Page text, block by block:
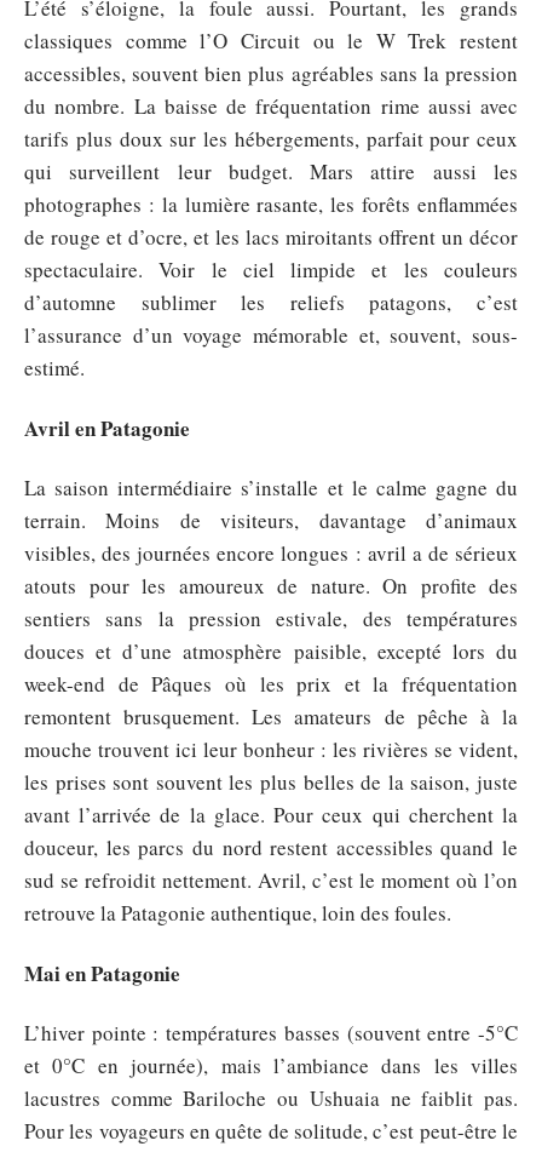
L’été s’éloigne, la foule aussi. Pourtant, les grands
classiques comme l’O Circuit ou le W Trek restent
accessibles, souvent bien plus agréables sans la pression
du nombre. La baisse de fréquentation rime aussi avec
tarifs plus doux sur les hébergements, parfait pour ceux
qui surveillent leur budget. Mars attire aussi les
photographes : la lumière rasante, les forêts enflammées
de rouge et d’ocre, et les lacs miroitants offrent un décor
spectaculaire. Voir le ciel limpide et les couleurs
d’automne sublimer les reliefs patagons, c’est
l’assurance d’un voyage mémorable et, souvent, sous-
estimé.
Avril en Patagonie
La saison intermédiaire s’installe et le calme gagne du
terrain. Moins de visiteurs, davantage d’animaux
visibles, des journées encore longues : avril a de sérieux
atouts pour les amoureux de nature. On profite des
sentiers sans la pression estivale, des températures
douces et d’une atmosphère paisible, excepté lors du
week-end de Pâques où les prix et la fréquentation
remontent brusquement. Les amateurs de pêche à la
mouche trouvent ici leur bonheur : les rivières se vident,
les prises sont souvent les plus belles de la saison, juste
avant l’arrivée de la glace. Pour ceux qui cherchent la
douceur, les parcs du nord restent accessibles quand le
sud se refroidit nettement. Avril, c’est le moment où l’on
retrouve la Patagonie authentique, loin des foules.
Mai en Patagonie
L’hiver pointe : températures basses (souvent entre -5°C
et 0°C en journée), mais l’ambiance dans les villes
lacustres comme Bariloche ou Ushuaia ne faiblit pas.
Pour les voyageurs en quête de solitude, c’est peut-être le